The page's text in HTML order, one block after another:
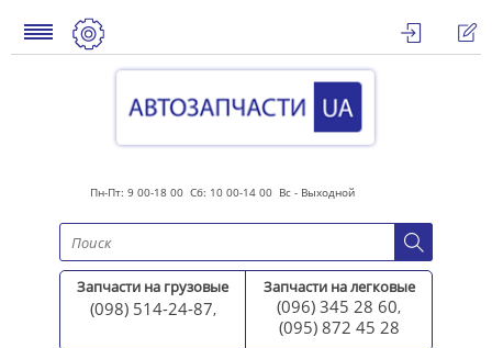
Пн-Пт: 9 00-18 00 Сб: 10 00-14 00 Вс - Выходной
Запчасти на грузовые
(098) 514-24-87,
Запчасти на легковые
(096) 345 28 60,
(095) 872 45 28